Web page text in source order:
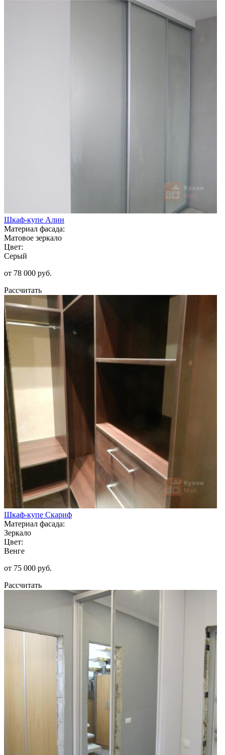
Шкаф-купе Алин
Материал фасада:
Матовое зеркало
Цвет:
Серый
от 78 000 руб.
Рассчитать
Шкаф-купе Скариф
Материал фасада:
Зеркало
Цвет:
Венге
от 75 000 руб.
Рассчитать